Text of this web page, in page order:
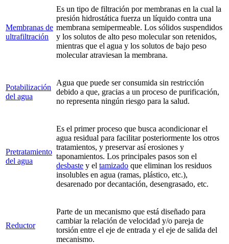
Membranas de
ultrafiltración
Es un tipo de filtración por membranas en la cual la
presión hidrostática fuerza un líquido contra una
membrana semipermeable. Los sólidos suspendidos
y los solutos de alto peso molecular son retenidos,
mientras que el agua y los solutos de bajo peso
molecular atraviesan la membrana.
Potabilización
del agua
Agua que puede ser consumida sin restricción
debido a que, gracias a un proceso de purificación,
no representa ningún riesgo para la salud.
Pretratamiento
del agua
Es el primer proceso que busca acondicionar el
agua residual para facilitar posteriormente los otros
tratamientos, y preservar así erosiones y
taponamientos. Los principales pasos son el
desbaste y el tamizado que eliminan los residuos
insolubles en agua (ramas, plástico, etc.),
desarenado por decantación, desengrasado, etc.
Reductor
Parte de un mecanismo que está diseñado para
cambiar la relación de velocidad y/o pareja de
torsión entre el eje de entrada y el eje de salida del
mecanismo.